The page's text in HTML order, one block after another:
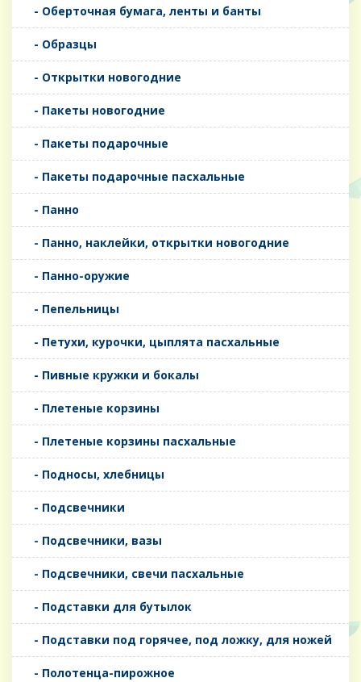
- Оберточная бумага, ленты и банты
- Образцы
- Открытки новогодние
- Пакеты новогодние
- Пакеты подарочные
- Пакеты подарочные пасхальные
- Панно
- Панно, наклейки, открытки новогодние
- Панно-оружие
- Пепельницы
- Петухи, курочки, цыплята пасхальные
- Пивные кружки и бокалы
- Плетеные корзины
- Плетеные корзины пасхальные
- Подносы, хлебницы
- Подсвечники
- Подсвечники, вазы
- Подсвечники, свечи пасхальные
- Подставки для бутылок
- Подставки под горячее, под ложку, для ножей
- Полотенца-пирожное